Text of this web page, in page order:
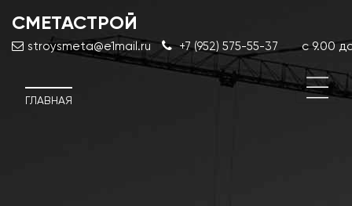
СМЕТАСТРОЙ
stroysmeta@e1mail.ru +7 (952) 575-55-37 с 9.00
ГЛАВНАЯ